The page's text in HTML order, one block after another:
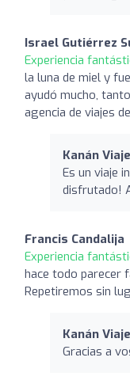
Israel Gutiérrez
Experiencia
la luna de miel y
ayudó mucho,
agencia de viajes
Kanán
Es un viaje
disfrutado!
Francis Candalija
Experiencia
hace todo parecer
Repetiremos sin
Kanán
Gracias a